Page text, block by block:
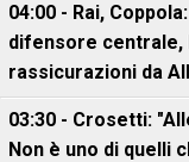
04:00 - Rai,
difensore centrale,
rassicurazioni da
03:30 - Crosetti:
Non è uno di quelli